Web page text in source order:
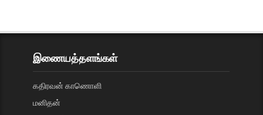
இணையத்தளங்கள்
கதிரவன் காணொளி
மனிதன்